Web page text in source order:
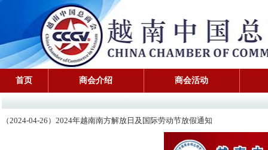
首页 商会介绍 商会活动
（2024-04-26）2024年越南南方解放日及国际劳动节放假通知